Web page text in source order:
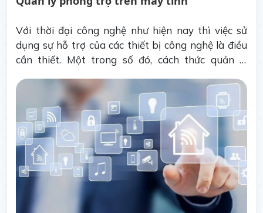
Với thời đại công nghệ như hiện nay thì việc sử
dụng sự hỗ trợ của các thiết bị công nghệ là điều
cần thiết. Một trong số đó, cách thức quản lý
chọn.